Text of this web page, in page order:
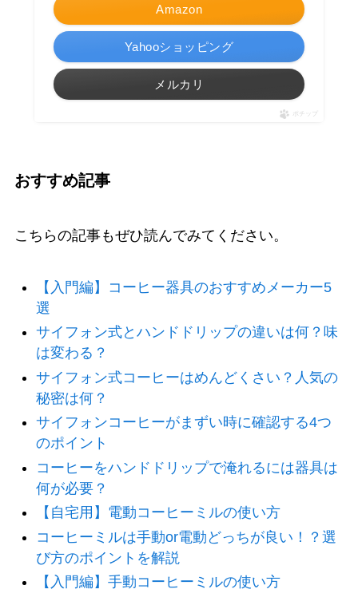
Amazon
Yahooショッピング
メルカリ
ポチップ
おすすめ記事
こちらの記事もぜひ読んでみてください。
【入門編】コーヒー器具のおすすめメーカー5
選
サイフォン式とハンドドリップの違いは何？味
は変わる？
サイフォン式コーヒーはめんどくさい？人気の
秘密は何？
サイフォンコーヒーがまずい時に確認する4つ
のポイント
コーヒーをハンドドリップで淹れるには器具は
何が必要？
【自宅用】電動コーヒーミルの使い方
コーヒーミルは手動or電動どっちが良い！？選
び方のポイントを解説
【入門編】手動コーヒーミルの使い方